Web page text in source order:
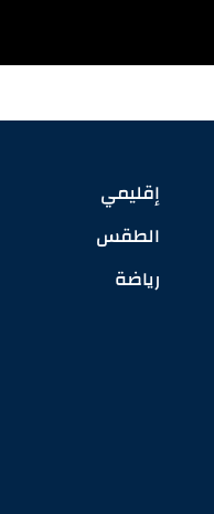
إقليمي
الطقس
رياضة